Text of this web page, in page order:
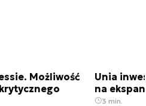
Możliwość
Unia
na
3 min.